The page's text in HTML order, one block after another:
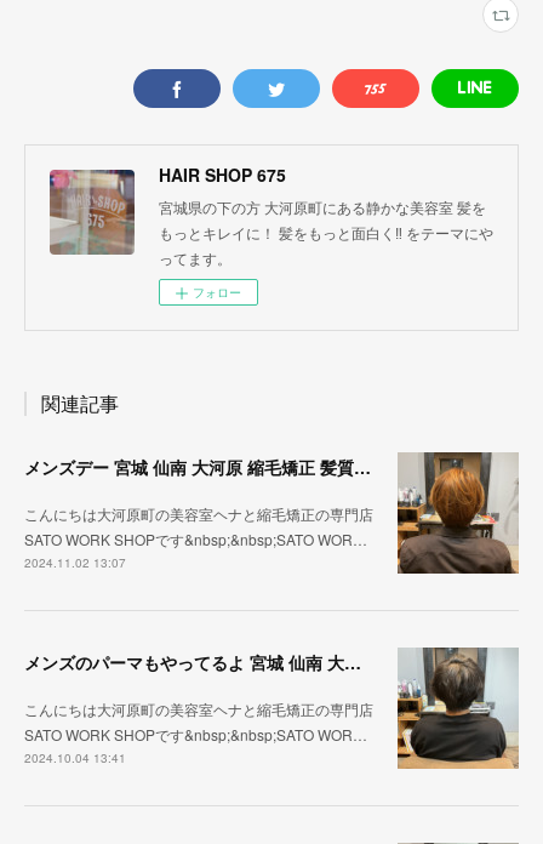
HAIR SHOP 675
宮城県の下の方 大河原町にある静かな美容室 髪を
もっとキレイに！ 髪をもっと面白く‼︎ をテーマにや
ってます。
フォロー
関連記事
メンズデー 宮城 仙南 大河原 縮毛矯正 髪質改善 ヘナ 美容室 SATO WORK SHOP
こんにちは大河原町の美容室ヘナと縮毛矯正の専門店
SATO WORK SHOPです&nbsp;&nbsp;SATO WOR…
2024.11.02 13:07
メンズのパーマもやってるよ 宮城 仙南 大河原 縮毛矯正 髪質改善 ヘナ 美容室 SATO WORK SHOP
こんにちは大河原町の美容室ヘナと縮毛矯正の専門店
SATO WORK SHOPです&nbsp;&nbsp;SATO WOR…
2024.10.04 13:41